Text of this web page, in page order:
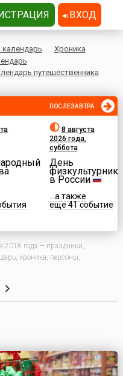
Хроника
путешественника
ПОСЛЕЗАВТРА
8 августа
2026 года,
суббота
День
физкультурника
в России
...а также
еще 41 событие
2018 года — праздники,
хроника, персоны,
ВХОД